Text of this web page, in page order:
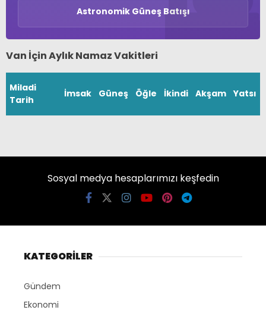
Van İçin Aylık Namaz Vakitleri
Miladi
Tarih
İmsak Güneş Öğle İkindi Akşam Yatsı
Astronomik Güneş Batışı
Sosyal medya hesaplarımızı keşfedin
KATEGORİLER
Gündem
Ekonomi